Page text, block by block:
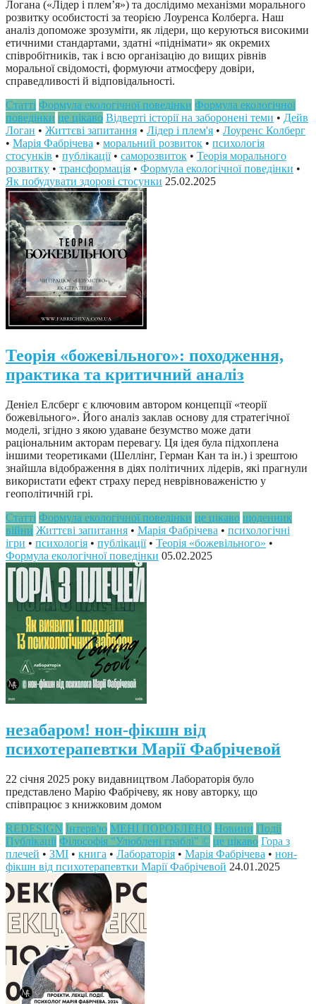
Логана («Лідер і плем’я») та дослідимо механізми морального
розвитку особистості за теорією Лоуренса Колберга. Наш
аналіз допоможе зрозуміти, як лідери, що керуються високими
етичними стандартами, здатні «піднімати» як окремих
співробітників, так і всю організацію до вищих рівнів
моральної свідомості, формуючи атмосферу довіри,
справедливості й відповідальності.
Статті Формула екологічної поведінки Формула екологічної
поведінки це цікаво Відверті історії на заборонені теми • Дейв
Логан • Життєві запитання • Лідер і плем'я • Лоуренс Колберг
• Марія Фабрічева • моральний розвиток • психологія
стосунків • публікації• саморозвиток • Теорія морального
розвитку • трансформація • Формула екологічної поведінки •
Як побудувати здорові стосунки 25.02.2025
Теорія «божевільного»: походження,
практика та критичний аналіз
Деніел Елсберг є ключовим автором концепції «теорії
божевільного». Його аналіз заклав основу для стратегічної
моделі, згідно з якою удаване безумство може дати
раціональним акторам перевагу. Ця ідея була підхоплена
іншими теоретиками (Шеллінг, Герман Кан та ін.) і зрештою
знайшла відображення в діях політичних лідерів, які прагнули
використати ефект страху перед неврівноваженістю у
геополітичній грі.
Статті Формула екологічної поведінки це цікаво щоденник
війни Життєві запитання • Марія Фабрічева • психологічні
ігри • психологія • публікації• Теорія «божевільного» •
Формула екологічної поведінки 05.02.2025
незабаром! нон-фікшн від
психотерапевтки Марії Фабрічевой
22 січня 2025 року видавництвом Лабораторія було
представлено Марію Фабрічеву, як нову авторку, що
співпрацює з книжковим домом
REDESIGN Інтерв'ю МЕНІ ПОРОБЛЕНО Новини Події
Публікації Філософія "Улюблені граблі" © це цікаво Гора з
плечей • ЗМІ • книга • Лабораторія • Марія Фабрічева • нон-
фікшн від психотерапевтки Марії Фабрічевой 24.01.2025